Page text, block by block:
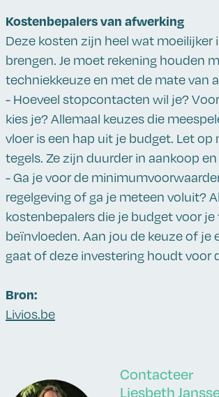
Kostenbepalers van afwerking
Deze kosten zijn heel wat moeilijker
brengen. Je moet rekening houden
techniekkeuze en met de mate van
- Hoeveel stopcontacten wil je?
kies je? Allemaal keuzes die
vloer is een hap uit je budget. Let op
tegels. Ze zijn duurder in aankoop
- Ga je voor de
regelgeving of ga je meteen voluit?
kostenbepalers die je budget voor
beïnvloeden. Aan jou de keuze of je
gaat of deze investering houdt voor
Bron:
Livios.be
Contacteer
Liesbeth